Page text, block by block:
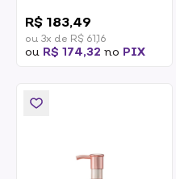
68ml
R$ 183,49
ou 3x de R$ 61,16
ou R$ 174,32 no PIX